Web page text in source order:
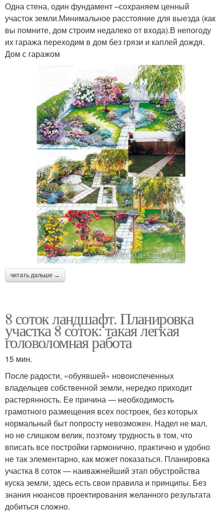
Одна стена, один фундамент –сохраняем ценный
участок земли.Минимальное расстояние для выезда (как
вы помните, дом строим недалеко от входа).В непогоду
их гаража переходим в дом без грязи и каплей дождя.
Дом с гаражом
читать дальше →
8 соток ландшафт. Планировка
участка 8 соток: такая легкая
головоломная работа
15 мин.
После радости, «обуявшей» новоиспеченных
владельцев собственной земли, нередко приходит
растерянность. Ее причина — необходимость
грамотного размещения всех построек, без которых
нормальный быт попросту невозможен. Надел не мал,
но не слишком велик, поэтому трудность в том, что
вписать все постройки гармонично, практично и удобно
не так элементарно, как может показаться. Планировка
участка 8 соток — наиважнейший этап обустройства
куска земли, здесь есть свои правила и принципы. Без
знания нюансов проектирования желанного результата
добиться сложно.